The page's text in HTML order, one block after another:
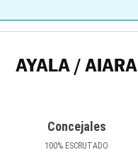
AYALA / AIARA
Concejales
100% ESCRUTADO